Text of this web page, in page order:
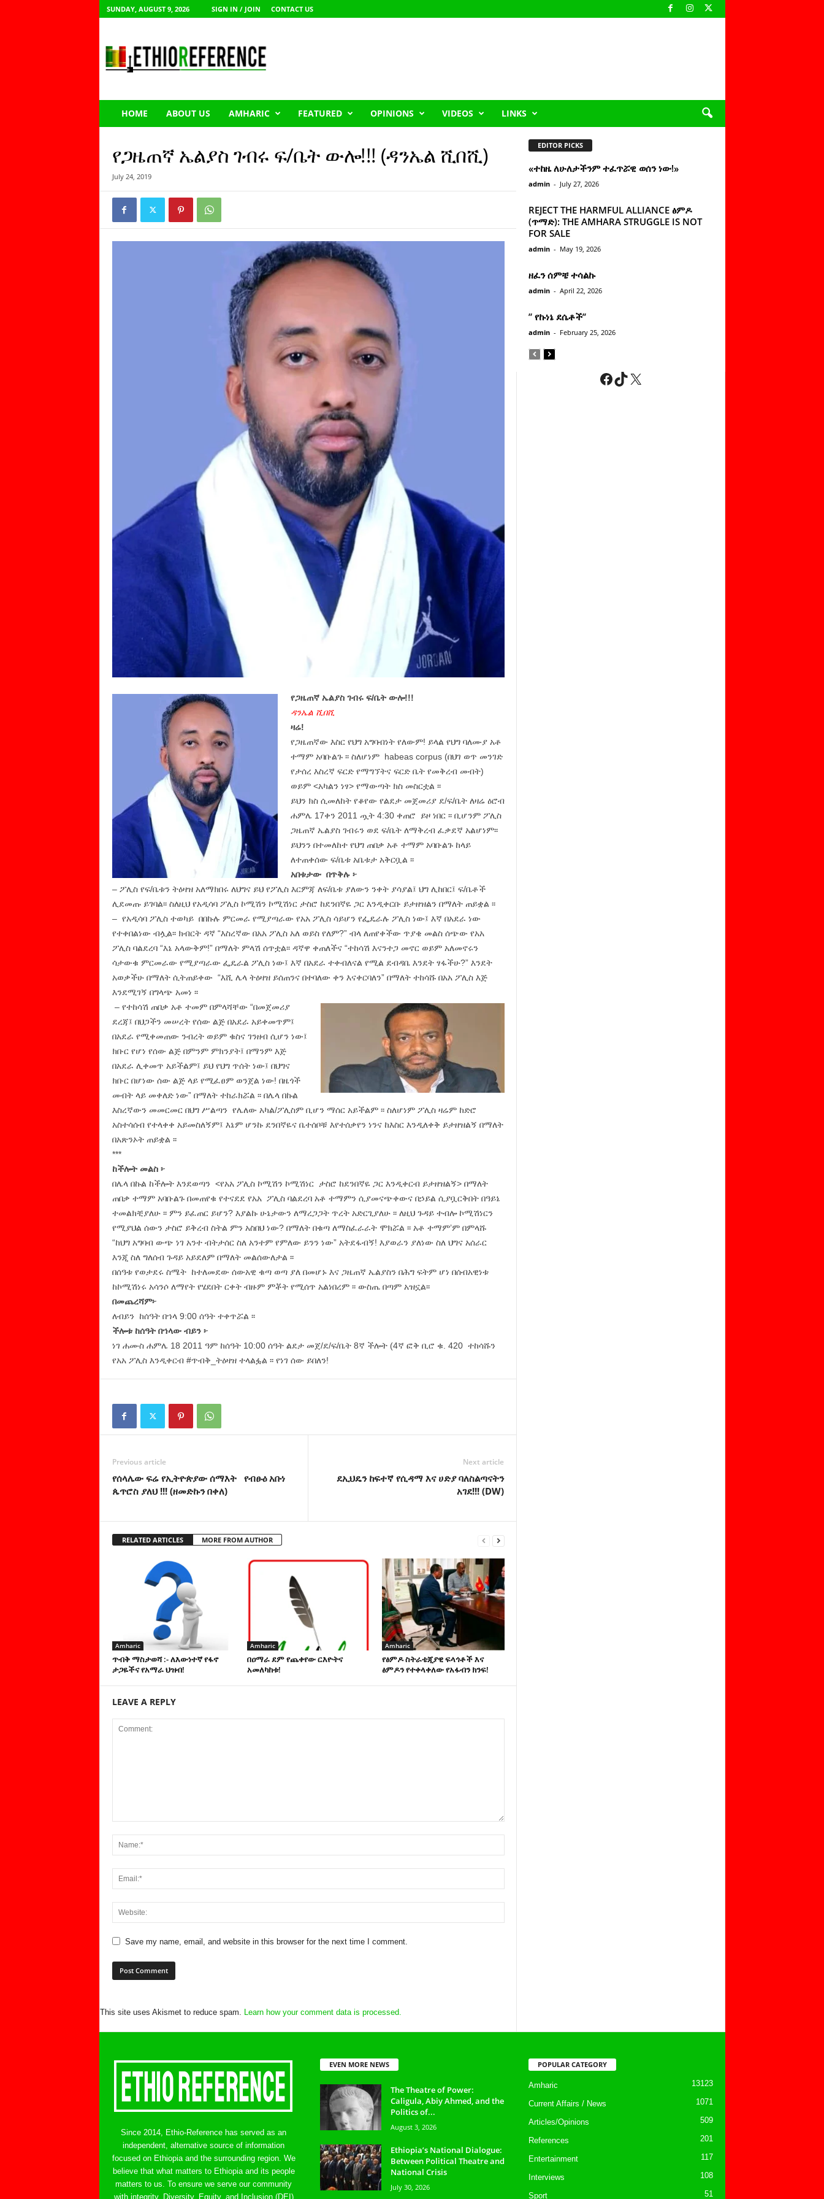
SUNDAY, AUGUST 9, 2026 SIGN IN / JOIN CONTACT US
h
HOME ABOUT US AMHARIC FEATURED OPINIONS VIDEOS LINKS
የጋዜጠኛ ኤልያስ ገብሩ ፍ/ቤት ውሎ!!! (ዳንኤል ሺበሺ)
July 24, 2019
የጋዜጠኛ ኤልያስ ገብሩ ፍ/ቤት ውሎ!!!
ዳንኤል ሺበሺ
ዛሬ!
የጋዜጠኛው እስር የህግ አግባብነት የለውም! ይላል የህግ ባለሙያ አቶ
ተማም አባቡልጉ ፡፡ ስለሆነም habeas corpus (በህገ ወጥ መንገድ
የታሰረ እስረኛ ፍርድ የማግኘትና ፍርድ ቤት የመቅረብ መብት)
ወይም <አካልን ነፃ> የማውጣት ክስ መስርቷል ፡፡
ይህን ክስ ሲመለከት የቆየው የልደታ መጀመሪያ ደ/ፍ/ቤት ለዛሬ ዕሮብ
ሐምሌ 17ቀን 2011 ጧት 4:30 ቀጠሮ ይዞ ነበር ፡፡ ቢሆንም ፖሊስ
ጋዜጠኛ ኤልያስ ገብሩን ወደ ፍ/ቤት ለማቅረብ ፈቃደኛ አልሆነም፡፡
ይህንን በተመለከተ የህግ ጠበቃ አቶ ተማም አባቡልጉ ከላይ
ለተጠቀሰው ፍ/ቤቱ አቤቱታ አቅርቧል ፡፡
አበቱታው በጥቅሉ ፦
– ፖሊስ የፍ/ቤቱን ትዕዛዝ አለማክበሩ ለህግና ይህ የፖሊስ እርምጃ ለፍ/ቤቱ ያለውን ንቀት ያሳያል፤ ህግ ሊከበር፤ ፍ/ቤቶች
ሊደመጡ ይገባል፡፡ ስለዚህ የአዲሳባ ፖሊስ ኮሚሽን ኮሚሽነር ታስሮ ከደንበኛዬ ጋር እንዲቀርቡ ይታዘዝልን በማለት ጠይቋል ፡፡
– የአዲሳባ ፖሊስ ተወካይ በበኩሉ ምርመራ የሚያጣራው የአአ ፖሊስ ሳይሆን የፌዴራሉ ፖሊስ ነው፤ እኛ በአደራ ነው
የተቀበልነው ብሏል፡፡ ክብርት ዳኛ “እስረኛው በአአ ፖሊስ አለ ወይስ የለም?” ብላ ለጠየቀችው ጥያቄ መልስ ሰጭው የአአ
ፖሊስ ባልደረባ “እኔ አላውቅም!” በማለት ምላሽ ሰጥቷል፡፡ ዳኛዋ ቀጠለችና “ተከሳሽ እናንተጋ መኖር ወይም አለመኖሩን
ሳታውቁ ምርመራው የሚያጣራው ፌዴራል ፖሊስ ነው፤ እኛ በአደራ ተቀብለናል የሚል ደብዳቤ እንደት ፃፋችሁ?” እንደት
አወቃችሁ በማለት ሲትጠይቀው “እሺ ሌላ ትዕዛዝ ይሰጠንና በተባለው ቀን እናቀርባለን” በማለት ተከሳሹ በአአ ፖሊስ እጅ
እንደሚገኝ በግላጭ አመነ ፡፡
– የተከሳሽ ጠበቃ አቶ ተመም በምላሻቸው “በመጀመሪያ
ደረጃ፤ በህጋችን መሠረት የሰው ልጅ በአደራ አይቀመጥም፤
በአደራ የሚቀመጠው ንብረት ወይም ቁስና ገንዘብ ሲሆን ነው፤
ክቡር የሆነ የሰው ልጅ በምንም ምክንያት፤ በማንም እጅ
በአደራ ሊቀመጥ አይችልም፤ ይህ የህግ ጥሰት ነው፤ በህግና
ክቡር በሆነው ሰው ልጅ ላይ የሚፈፀም ወንጀል ነው! በዜጎች
መብት ላይ መቀለድ ነው” በማለት ተከራክሯል ፡፡ በሌላ በኩል
እስረኛውን መመርመር በህግ ሥልጣን የሌለው አካል/ፖሊስም ቢሆን ማሰር አይችልም ፡፡ ስለሆነም ፖሊስ ዛሬም ከድሮ
አስተሳሰብ የተላቀቀ አይመስለኝም፤ እኔም ሆንኩ ደንበኛዬና ቤተሰቦቹ እየተሰቃየን ነንና ከእስር እንዲለቀቅ ይታዘዝልኝ በማለት
በአጽንኦት ጠይቋል ፡፡
***
ከችሎት መልስ ፦
በሌላ በኩል ከችሎት እንደወጣን <የአአ ፖሊስ ኮሚሽን ኮሚሽነር ታስሮ ከደንበኛዬ ጋር እንዲቀርብ ይታዘዝልኝ> በማለት
ጠበቃ ተማም አባቡልጉ በመጠየቁ የተናደደ የአአ ፖሊስ ባልደረባ አቶ ተማምን ሲያመናጭቀውና በኃይል ሲያቧርቅበት በዓይኔ
ተመልክቺያለሁ ፡፡ ምን ይፈጠር ይሆን? እያልኩ ሁኔታውን ለማረጋጋት ጥረት አድርጊያለሁ ፡፡ ለዚህ ጉዳይ ተብሎ ኮሚሽነርን
የሚያህል ሰውን ታስሮ ይቅረብ ስትል ምን አስበህ ነው? በማለት በቁጣ ለማስፈራራት ሞክሯል ፡፡ አቶ ተማም’ም በምላሹ
“ከህግ አግባብ ውጭ ነገ አንተ ብትታሰር ስለ አንተም የምለው ይንን ነው” አትደፋብኝ! እያወራን ያለነው ስለ ህግና አሰራር
እንጂ ስለ ግለሰብ ጉዳይ አይደለም በማለት መልሰውለታል ፡፡
በሰዓቱ የወታደሩ ስሜት ከተለመደው ሰውአዊ ቁጣ ወጣ ያለ በመሆኑ እና ጋዜጠኛ ኤልያስን በሕግ ፍትም ሆነ በሰብአዊነቱ
ከኮሚሽነሩ አሳንሶ ለማየት የሄደበት ርቀት ብዙም ምቾት የሚሰጥ አልነበረም ፡፡ ውስጤ በጣም አዝኗል፡፡
በመጨረሻም፦
ለብይን ከሰዓት በኀላ 9:00 ሰዓት ተቀጥሯል ፡፡
ችሎቱ ከሰዓት በኀላው ብይን ፦
ነገ ሐሙስ ሐምሌ 18 2011 ዓም ከሰዓት 10:00 ሰዓት ልደታ መጀ/ደ/ፍ/ቤት 8ኛ ችሎት (4ኛ ፎቅ ቢሮ ቁ. 420 ተከሳሹን
የአአ ፖሊስ እንዲቀርብ #ጥብቅ_ትዕዛዝ ተላልፏል ፡፡ የነገ ሰው ይበለን!
Previous article
የሰላሌው ፍሬ የኢትዮጵያው ሰማእት የብፁዕ አቡነ
ጴጥሮስ ያለህ !!! (ዘመድኩን በቀለ)
Next article
ደኢህዴን ከፍተኛ የሲዳማ እና ሀድያ ባለስልጣናትን
አገደ!!! (DW)
RELATED ARTICLES MORE FROM AUTHOR
Amharic
ጥብቅ ማስታወሻ :- ለእውነተኛ የፋኖ
ታጋዬችና የአማራ ህዝብ!
Amharic
በዐማራ ደም የጨቀየው ርእዮትና
አመለካከቱ!
Amharic
የፅምዶ ስትራቴጂያዊ ፍላጎቶች እና
ፅምዶን የተቀላቀለው የአፋብን ክንፍ!
LEAVE A REPLY
Save my name, email, and website in this browser for the next time I comment.
This site uses Akismet to reduce spam. Learn how your comment data is processed.
EDITOR PICKS
«ተከዜ ለሁለታችንም ተፈጥሯዊ ወሰን ነው!»
admin - July 27, 2026
REJECT THE HARMFUL ALLIANCE ፅምዶ
(ጥማድ): THE AMHARA STRUGGLE IS NOT
FOR SALE
admin - May 19, 2026
ዘፈን ሰምቼ ተሳልኩ
admin - April 22, 2026
” የኩነኔ ደሴቶች’’
admin - February 25, 2026
Facebook
TikTok
X
Since 2014, Ethio-Reference has served as an
independent, alternative source of information
focused on Ethiopia and the surrounding region. We
believe that what matters to Ethiopia and its people
matters to us. To ensure we serve our community
with integrity, Diversity, Equity, and Inclusion (DEI)
EVEN MORE NEWS
The Theatre of Power:
Caligula, Abiy Ahmed, and the
Politics of...
August 3, 2026
Ethiopia’s National Dialogue:
Between Political Theatre and
National Crisis
July 30, 2026
POPULAR CATEGORY
Amharic 13123
Current Affairs / News 1071
Articles/Opinions 509
References 201
Entertainment 117
Interviews 108
Sport 51